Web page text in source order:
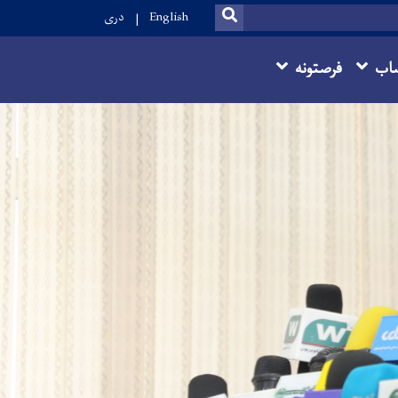
SEARCH
English دری
فرصتونه